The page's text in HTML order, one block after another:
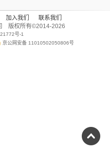
加入我们
联系我们
版权所有©2014-2026
号-1
京公网安备 11010502050806号